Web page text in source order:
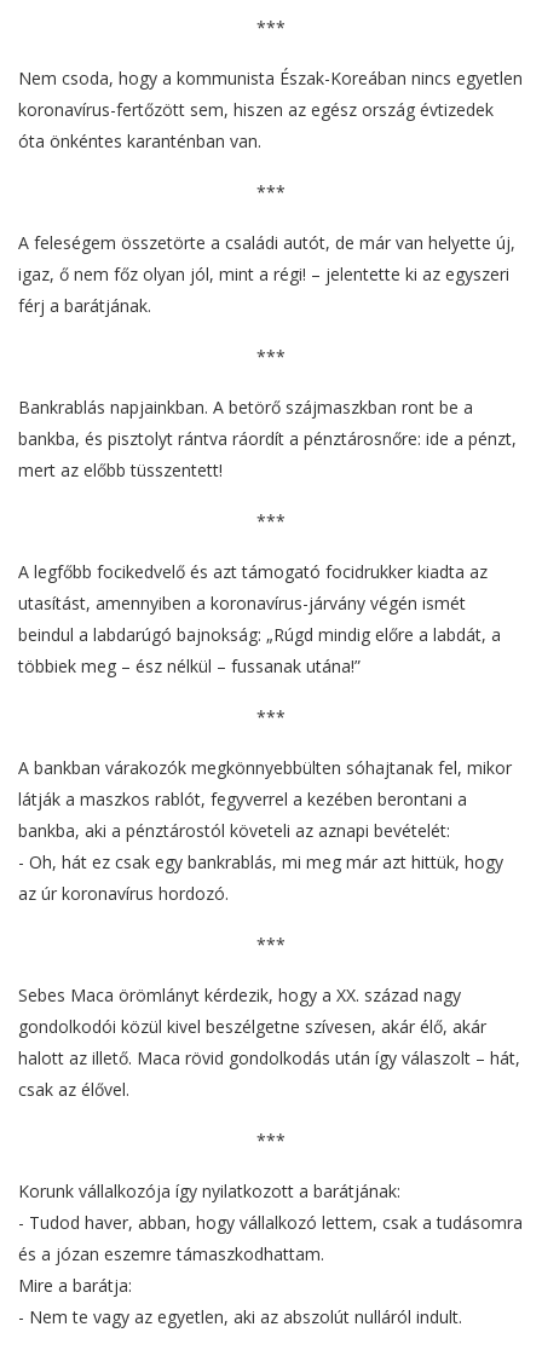
***
Nem csoda, hogy a kommunista Észak-Koreában nincs egyetlen
koronavírus-fertőzött sem, hiszen az egész ország évtizedek
óta önkéntes karanténban van.
***
A feleségem összetörte a családi autót, de már van helyette új,
igaz, ő nem főz olyan jól, mint a régi! – jelentette ki az egyszeri
férj a barátjának.
***
Bankrablás napjainkban. A betörő szájmaszkban ront be a
bankba, és pisztolyt rántva ráordít a pénztárosnőre: ide a pénzt,
mert az előbb tüsszentett!
***
A legfőbb focikedvelő és azt támogató focidrukker kiadta az
utasítást, amennyiben a koronavírus-járvány végén ismét
beindul a labdarúgó bajnokság: „Rúgd mindig előre a labdát, a
többiek meg – ész nélkül – fussanak utána!”
***
A bankban várakozók megkönnyebbülten sóhajtanak fel, mikor
látják a maszkos rablót, fegyverrel a kezében berontani a
bankba, aki a pénztárostól követeli az aznapi bevételét:
- Oh, hát ez csak egy bankrablás, mi meg már azt hittük, hogy
az úr koronavírus hordozó.
***
Sebes Maca örömlányt kérdezik, hogy a XX. század nagy
gondolkodói közül kivel beszélgetne szívesen, akár élő, akár
halott az illető. Maca rövid gondolkodás után így válaszolt – hát,
csak az élővel.
***
Korunk vállalkozója így nyilatkozott a barátjának:
- Tudod haver, abban, hogy vállalkozó lettem, csak a tudásomra
és a józan eszemre támaszkodhattam.
Mire a barátja:
- Nem te vagy az egyetlen, aki az abszolút nulláról indult.